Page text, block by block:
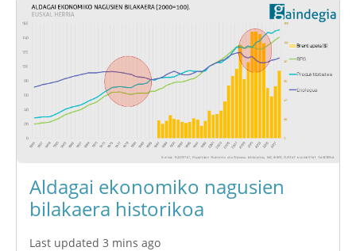
Aldagai ekonomiko nagusien
bilakaera historikoa
Last updated 3 mins ago